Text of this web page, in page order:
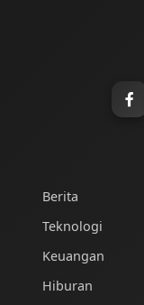
Berita
Teknologi
Keuangan
Hiburan